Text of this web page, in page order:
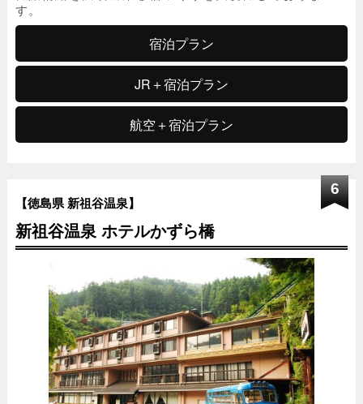
す。
宿泊プラン
JR＋宿泊プラン
航空＋宿泊プラン
6
【徳島県 新祖谷温泉】
新祖谷温泉 ホテルかずら橋